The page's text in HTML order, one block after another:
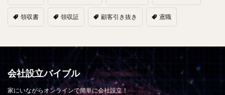
領収書 領収証 顧客引き抜き 鳶職
会社設立バイブル
家にいながらオンラインで簡単に会社設立！